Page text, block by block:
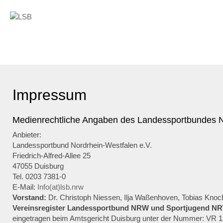
Impressum
Medienrechtliche Angaben des Landessportbundes
Anbieter:
Landessportbund Nordrhein-Westfalen e.V.
Friedrich-Alfred-Allee 25
47055 Duisburg
Tel. 0203 7381-0
E-Mail: Info(at)lsb.nrw
Vorstand: Dr. Christoph Niessen, Ilja Waßenhoven, Tobias
Vereinsregister Landessportbund NRW und Sportjugend
eingetragen beim Amtsgericht Duisburg unter der Nummer: VR